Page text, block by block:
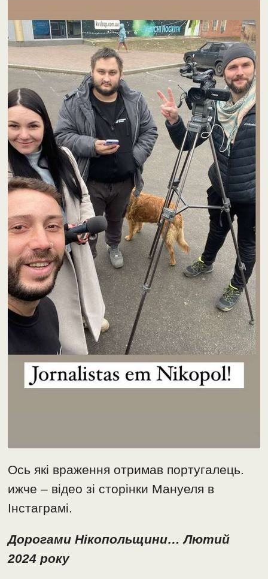
Ось які враження отримав португалець.
ижче – відео зі сторінки Мануеля в
Інстаграмі.
Дорогами Нікопольщини… Лютий
2024 року